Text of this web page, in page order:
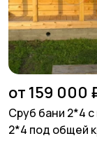
от 159 000
Сруб бани 2*4
2*4 под общей